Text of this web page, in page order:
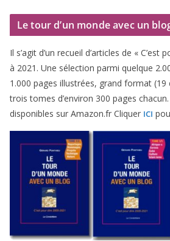
Le tour d’un monde avec un
Il s’agit d’un recueil d’ar­ticles de « C’est
à 2021 . Une sélec­tion par­mi quelque 2.
1 .000 pages illus­trées, grand for­mat (19
trois tomes d’environ 300 pages
dis­po­nibles sur Amazon​.fr Cliquer ICI